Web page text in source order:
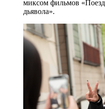
миксом фильмов
дьявола».